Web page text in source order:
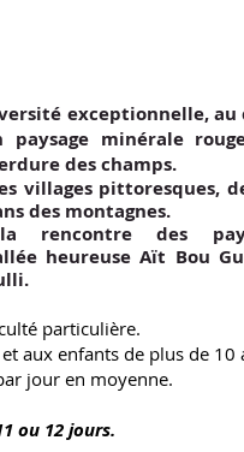
exceptionnelle,
paysage minérale
des champs.
villages pittoresques,
des montagnes.
des
heureuse Aït Bou
​.
particulière.
aux enfants de plus de
jour en moyenne.
ou 12 jours.